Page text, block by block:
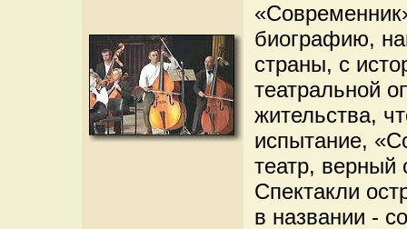
биографию,
страны, с
театральной
жительства,
испытание,
театр, верный
Спектакли
в названии -